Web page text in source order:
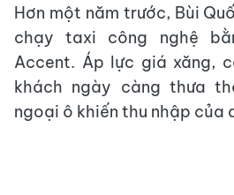
Hơn một năm trước, Bùi
chạy taxi công nghệ
Accent. Áp lực giá xăng,
khách ngày càng thưa
ngoại ô khiến thu nhập của